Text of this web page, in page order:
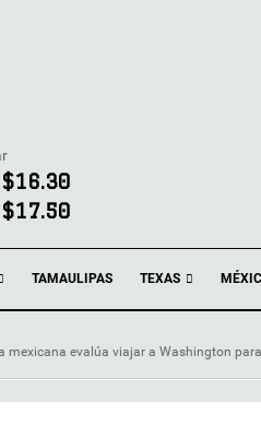
$16.30
$17.50
TAMAULIPAS TEXAS
mexicana evalúa viajar a Washington